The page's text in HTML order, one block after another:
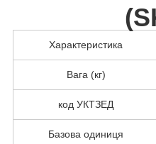
(
Характеристика
Вага (кг)
код УКТЗЕД
Базова одиниця